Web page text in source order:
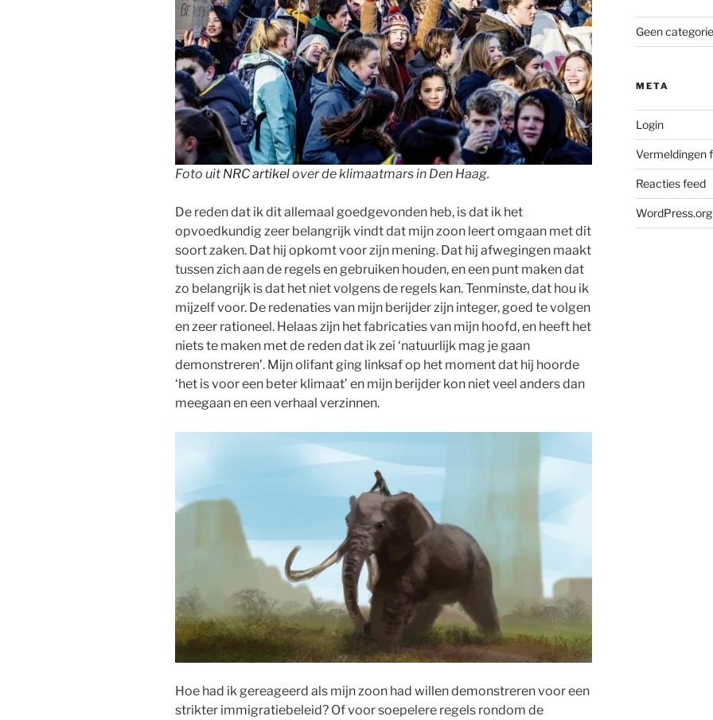
Foto uit NRC artikelover de klimaatmars in Den Haag.
De reden dat ik dit allemaal goedgevonden heb, is dat ik het
opvoedkundig zeer belangrijk vindt dat mijn zoon leert omgaan met dit
soort zaken. Dat hij opkomt voor zijn mening. Dat hij afwegingen maakt
tussen zich aan de regels en gebruiken houden, en een punt maken dat
zo belangrijk is dat het niet volgens de regels kan. Tenminste, dat hou ik
mijzelf voor. De redenaties van mijn berijder zijn integer, goed te volgen
en zeer rationeel. Helaas zijn het fabricaties van mijn hoofd, en heeft het
niets te maken met de reden dat ik zei ‘natuurlijk mag je gaan
demonstreren’. Mijn olifant ging linksaf op het moment dat hij hoorde
‘het is voor een beter klimaat’ en mijn berijder kon niet veel anders dan
meegaan en een verhaal verzinnen.
Hoe had ik gereageerd als mijn zoon had willen demonstreren voor een
strikter immigratiebeleid? Of voor soepelere regels rondom de
Geen categorie
META
Login
Vermeldingen
Reacties feed
WordPress.org